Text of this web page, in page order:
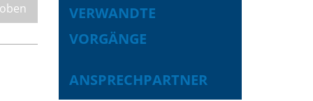
VERWANDTE
VORGÄNGE
ANSPRECHPARTNER